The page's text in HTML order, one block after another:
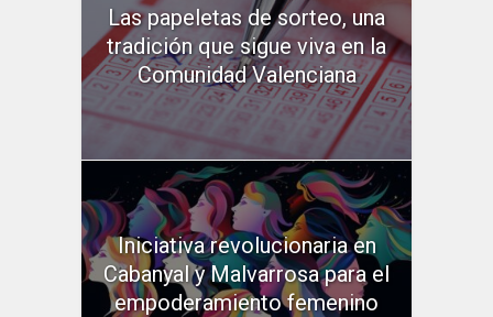
Las papeletas de sorteo, una
tradición que sigue viva en la
Comunidad Valenciana
Iniciativa revolucionaria en
Cabanyal y Malvarrosa para el
empoderamiento femenino